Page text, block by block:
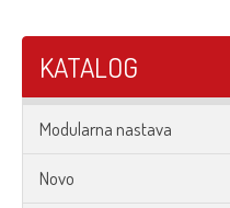
KATALOG
Modularna nastava
Novo